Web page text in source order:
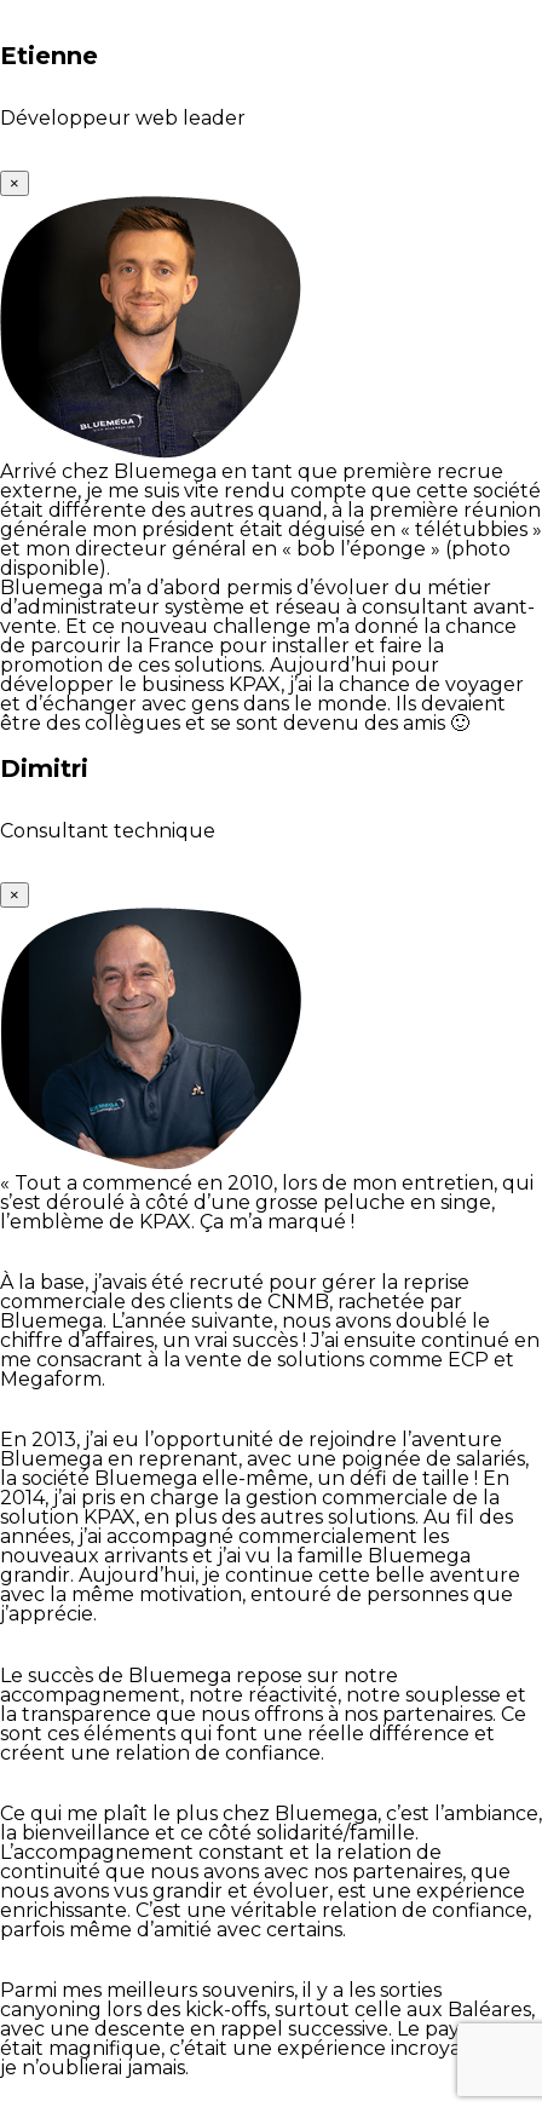
Etienne
Développeur web leader
×
Arrivé chez Bluemega en tant que première recrue
externe, je me suis vite rendu compte que cette société
était différente des autres quand, à la première réunion
générale mon président était déguisé en « télétubbies »
et mon directeur général en « bob l’éponge » (photo
disponible).
Bluemega m’a d’abord permis d’évoluer du métier
d’administrateur système et réseau à consultant avant-
vente. Et ce nouveau challenge m’a donné la chance
de parcourir la France pour installer et faire la
promotion de ces solutions. Aujourd’hui pour
développer le business KPAX, j’ai la chance de voyager
et d’échanger avec gens dans le monde. Ils devaient
être des collègues et se sont devenu des amis 🙂
Dimitri
Consultant technique
×
« Tout a commencé en 2010, lors de mon entretien, qui
s’est déroulé à côté d’une grosse peluche en singe,
l’emblème de KPAX. Ça m’a marqué !
À la base, j’avais été recruté pour gérer la reprise
commerciale des clients de CNMB, rachetée par
Bluemega. L’année suivante, nous avons doublé le
chiffre d’affaires, un vrai succès ! J’ai ensuite continué en
me consacrant à la vente de solutions comme ECP et
Megaform.
En 2013, j’ai eu l’opportunité de rejoindre l’aventure
Bluemega en reprenant, avec une poignée de salariés,
la société Bluemega elle-même, un défi de taille ! En
2014, j’ai pris en charge la gestion commerciale de la
solution KPAX, en plus des autres solutions. Au fil des
années, j’ai accompagné commercialement les
nouveaux arrivants et j’ai vu la famille Bluemega
grandir. Aujourd’hui, je continue cette belle aventure
avec la même motivation, entouré de personnes que
j’apprécie.
Le succès de Bluemega repose sur notre
accompagnement, notre réactivité, notre souplesse et
la transparence que nous offrons à nos partenaires. Ce
sont ces éléments qui font une réelle différence et
créent une relation de confiance.
Ce qui me plaît le plus chez Bluemega, c’est l’ambiance,
la bienveillance et ce côté solidarité/famille.
L’accompagnement constant et la relation de
continuité que nous avons avec nos partenaires, que
nous avons vus grandir et évoluer, est une expérience
enrichissante. C’est une véritable relation de confiance,
parfois même d’amitié avec certains.
Parmi mes meilleurs souvenirs, il y a les sorties
canyoning lors des kick-offs, surtout celle aux Baléares,
avec une descente en rappel successive. Le paysage
était magnifique, c’était une expérience incroyable que
je n’oublierai jamais.